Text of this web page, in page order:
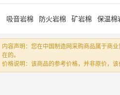
吸音岩棉 防火岩棉 矿岩棉 保温棉
内容声明：您在中国制造网采购商品属于商
在的。
价格说明：该商品的参考价格，并非原价，